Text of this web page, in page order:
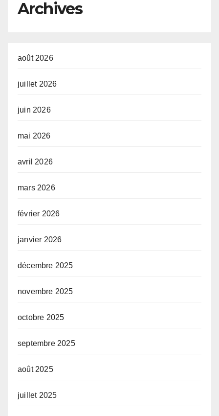
Archives
août 2026
juillet 2026
juin 2026
mai 2026
avril 2026
mars 2026
février 2026
janvier 2026
décembre 2025
novembre 2025
octobre 2025
septembre 2025
août 2025
juillet 2025